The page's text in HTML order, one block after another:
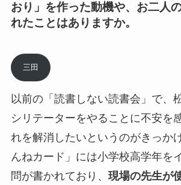
おり」を作った動機や、お二人
れたことはありますか。
三田
以前の「読書しない読書会」で、
シリテーターをやることに不安を
れを解消したいというのがきっか
んねカード」には小学校高学年を
問が書かれており、 現場の先生が